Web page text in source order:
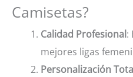
Camisetas?
Calidad Profesional:
mejores ligas
Personalización